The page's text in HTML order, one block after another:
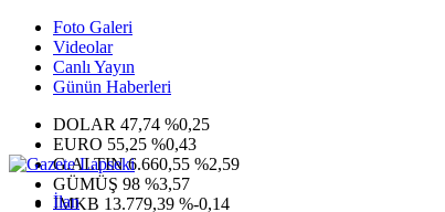
Foto Galeri
Videolar
Canlı Yayın
Günün Haberleri
DOLAR 47,74 %0,25
EURO 55,25 %0,43
G.ALTIN6.660,55 %2,59
GÜMÜŞ 98 %3,57
IMKB 13.779,39 %-0,14
İlan